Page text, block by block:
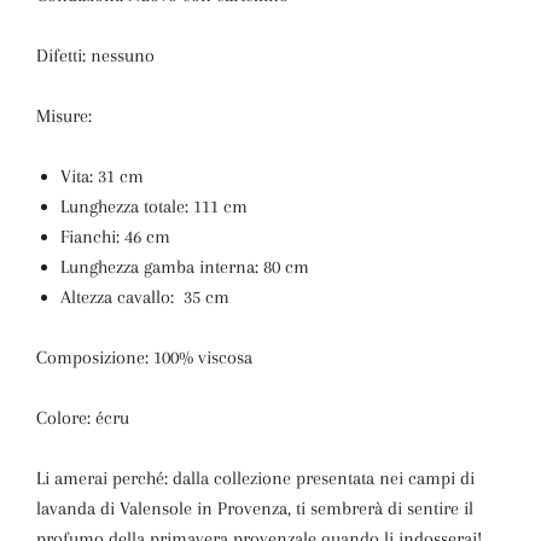
Difetti: nessuno
Misure:
Vita: 31 cm
Lunghezza totale: 111 cm
Fianchi: 46 cm
Lunghezza gamba interna: 80 cm
Altezza cavallo: 35 cm
Composizione: 100% viscosa
Colore: écru
Li amerai perché: dalla collezione presentata nei campi di
lavanda di Valensole in Provenza, ti sembrerà di sentire il